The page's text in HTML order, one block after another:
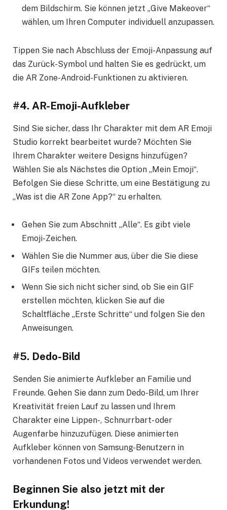
dem Bildschirm. Sie können jetzt „Give Makeover“
wählen, um Ihren Computer individuell anzupassen.
Tippen Sie nach Abschluss der Emoji-Anpassung auf
das Zurück-Symbol und halten Sie es gedrückt, um
die AR Zone-Android-Funktionen zu aktivieren.
#4. AR-Emoji-Aufkleber
Sind Sie sicher, dass Ihr Charakter mit dem AR Emoji
Studio korrekt bearbeitet wurde? Möchten Sie
Ihrem Charakter weitere Designs hinzufügen?
Wählen Sie als Nächstes die Option „Mein Emoji“.
Befolgen Sie diese Schritte, um eine Bestätigung zu
„Was ist die AR Zone App?“ zu erhalten.
Gehen Sie zum Abschnitt „Alle“. Es gibt viele
Emoji-Zeichen.
Wählen Sie die Nummer aus, über die Sie diese
GIFs teilen möchten.
Wenn Sie sich nicht sicher sind, ob Sie ein GIF
erstellen möchten, klicken Sie auf die
Schaltfläche „Erste Schritte“ und folgen Sie den
Anweisungen.
#5. Dedo-Bild
Senden Sie animierte Aufkleber an Familie und
Freunde. Gehen Sie dann zum Dedo-Bild, um Ihrer
Kreativität freien Lauf zu lassen und Ihrem
Charakter eine Lippen-, Schnurrbart- oder
Augenfarbe hinzuzufügen. Diese animierten
Aufkleber können von Samsung-Benutzern in
vorhandenen Fotos und Videos verwendet werden.
Beginnen Sie also jetzt mit der
Erkundung!